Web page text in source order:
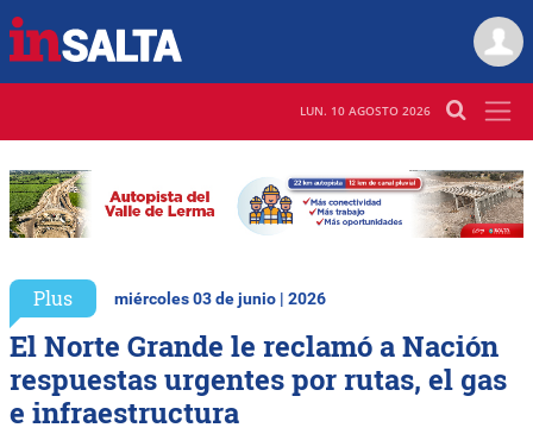
LUN. 10 AGOSTO 2026
Plus miércoles 03 de junio | 2026
El Norte Grande le reclamó a Nación
respuestas urgentes por rutas, el gas
e infraestructura